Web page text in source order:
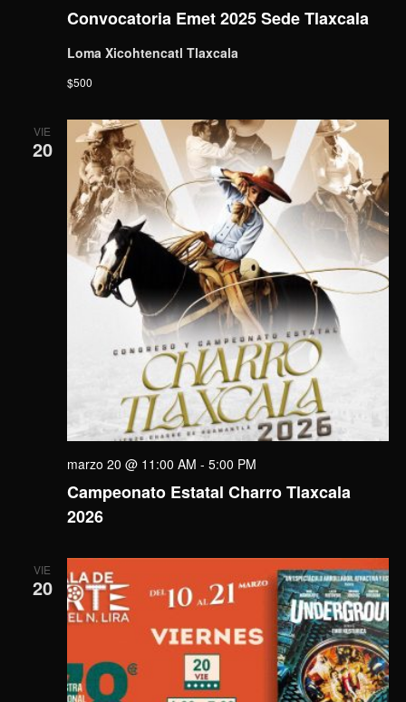
Convocatoria Emet 2025 Sede Tlaxcala
Loma Xicohtencatl Tlaxcala
$500
VIE
20
Campeonato Estatal Charro Tlaxcala
2026
marzo 20 @ 11:00 AM - 5:00 PM
VIE
20